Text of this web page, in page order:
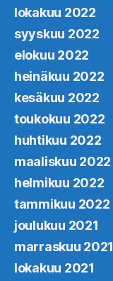
lokakuu 2022
syyskuu 2022
elokuu 2022
heinäkuu 2022
kesäkuu 2022
toukokuu 2022
huhtikuu 2022
maaliskuu 2022
helmikuu 2022
tammikuu 2022
joulukuu 2021
marraskuu 2021
lokakuu 2021